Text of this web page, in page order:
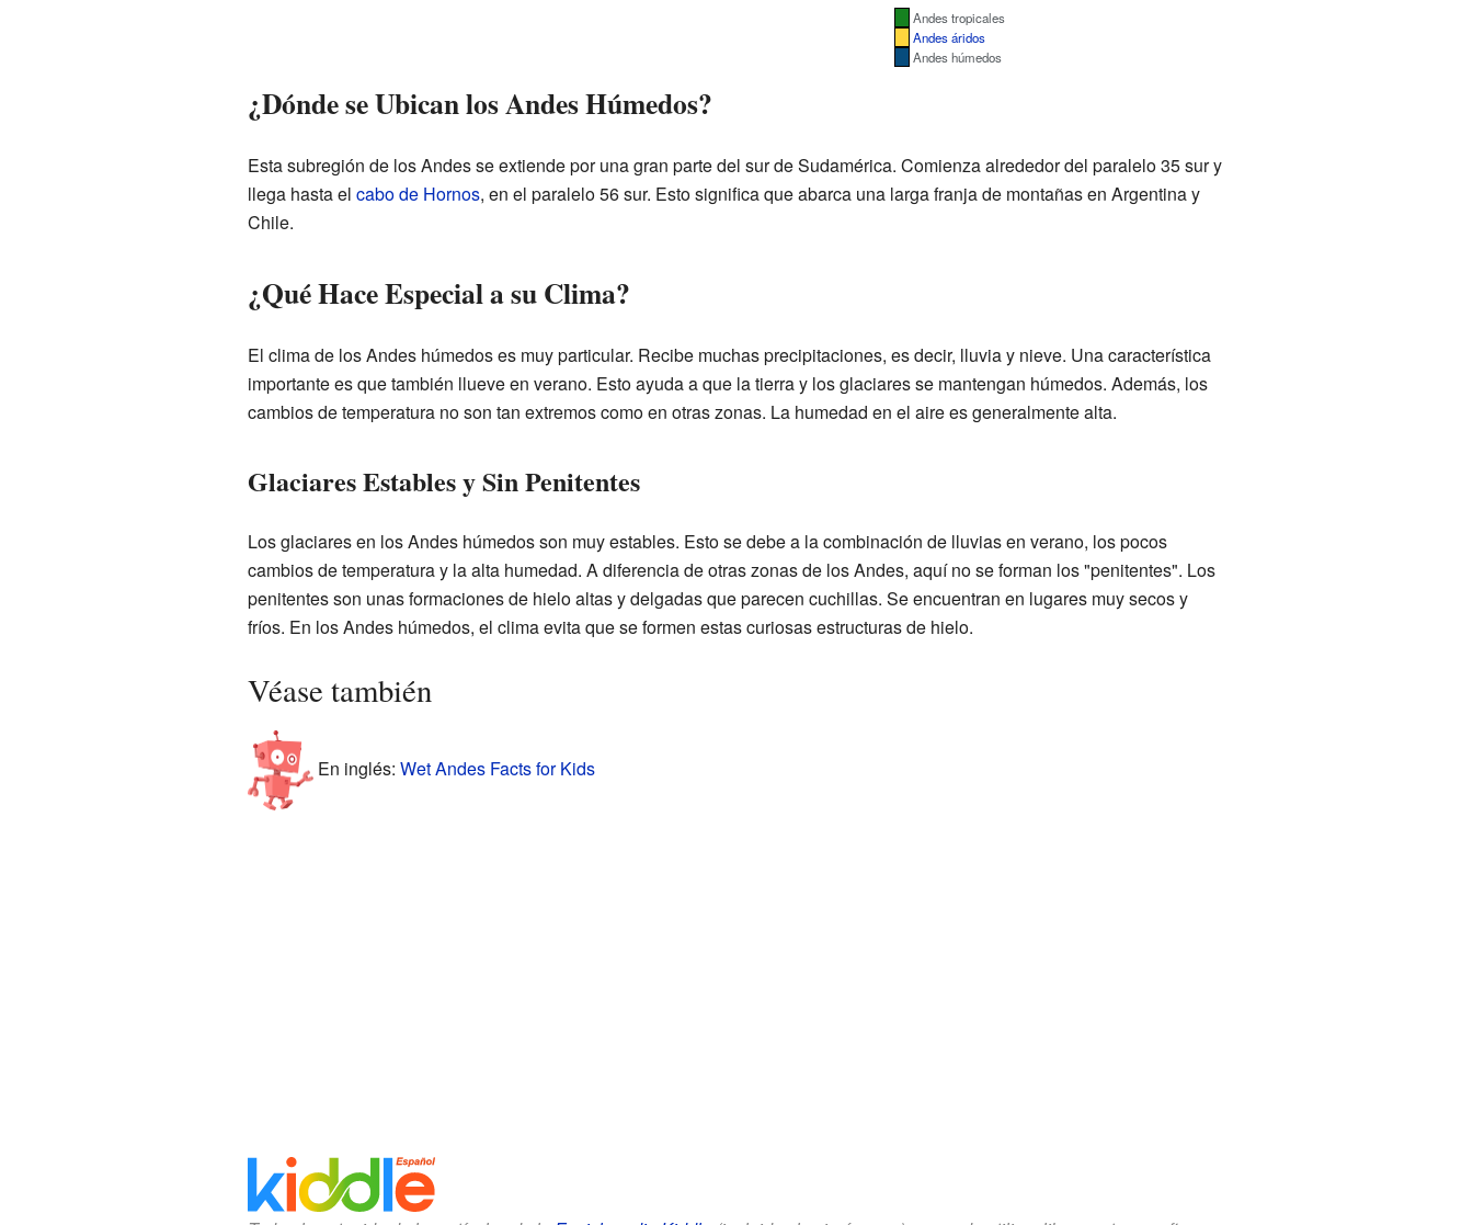
Andes tropicales
Andes áridos
Andes húmedos
¿Dónde se Ubican los Andes Húmedos?
Esta subregión de los Andes se extiende por una gran parte del sur de Sudamérica. Comienza alrededor del paralelo 35 sur y
llega hasta el cabo de Hornos, en el paralelo 56 sur. Esto significa que abarca una larga franja de montañas en Argentina y
Chile.
¿Qué Hace Especial a su Clima?
El clima de los Andes húmedos es muy particular. Recibe muchas precipitaciones, es decir, lluvia y nieve. Una característica
importante es que también llueve en verano. Esto ayuda a que la tierra y los glaciares se mantengan húmedos. Además, los
cambios de temperatura no son tan extremos como en otras zonas. La humedad en el aire es generalmente alta.
Glaciares Estables y Sin Penitentes
Los glaciares en los Andes húmedos son muy estables. Esto se debe a la combinación de lluvias en verano, los pocos
cambios de temperatura y la alta humedad. A diferencia de otras zonas de los Andes, aquí no se forman los "penitentes". Los
penitentes son unas formaciones de hielo altas y delgadas que parecen cuchillas. Se encuentran en lugares muy secos y
fríos. En los Andes húmedos, el clima evita que se formen estas curiosas estructuras de hielo.
Véase también
En inglés: Wet Andes Facts for Kids